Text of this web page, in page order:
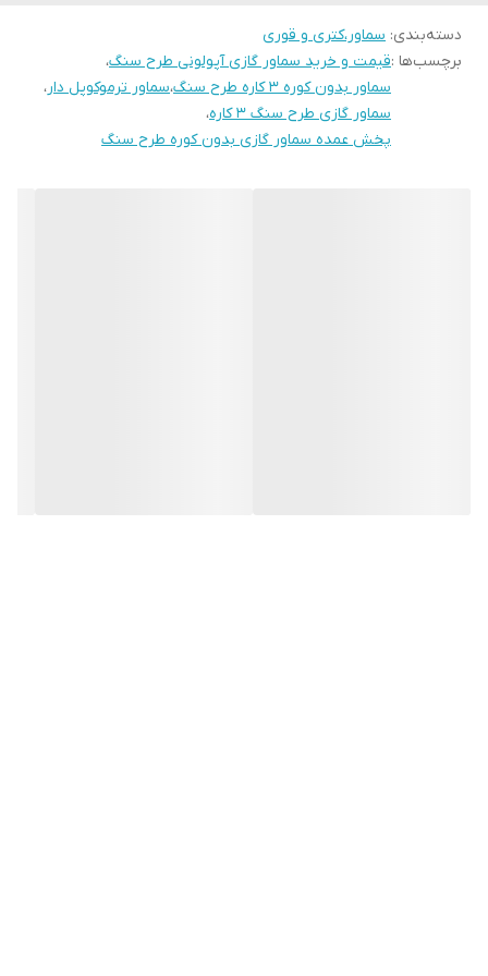
دسته‌بندی: سماور،کتری و قوری
برچسب‌ها :قیمت و خرید سماور گازی آپولونی طرح سنگ،
سماور بدون کوره ۳ کاره طرح سنگ
،سماور ترموکوپل دار،
سماور گازی طرح سنگ ۳ کاره
،
پخش عمده سماور گازی بدون کوره طرح سنگ